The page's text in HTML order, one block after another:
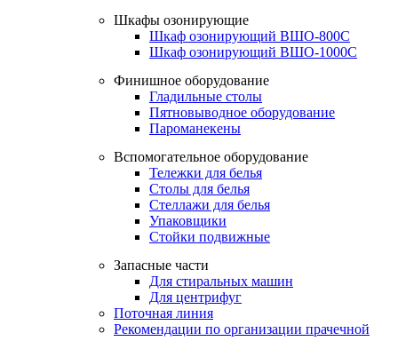
Шкафы озонирующие
Шкаф озонирующий ВШО-800С
Шкаф озонирующий ВШО-1000С
Финишное оборудование
Гладильные столы
Пятновыводное оборудование
Пароманекены
Вспомогательное оборудование
Тележки для белья
Столы для белья
Стеллажи для белья
Упаковщики
Стойки подвижные
Запасные части
Для стиральных машин
Для центрифуг
Поточная линия
Рекомендации по организации прачечной